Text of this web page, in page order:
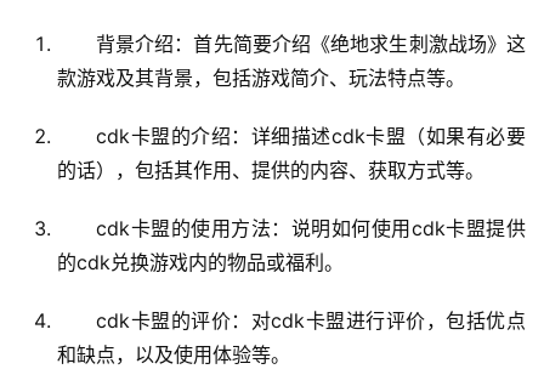
背景介绍：首先简要介绍《绝地求生刺激战场》这
款游戏及其背景，包括游戏简介、玩法特点等。
cdk卡盟的介绍：详细描述cdk卡盟（如果有必要
的话），包括其作用、提供的内容、获取方式等。
cdk卡盟的使用方法：说明如何使用cdk卡盟提供
的cdk兑换游戏内的物品或福利。
cdk卡盟的评价：对cdk卡盟进行评价，包括优点
和缺点，以及使用体验等。